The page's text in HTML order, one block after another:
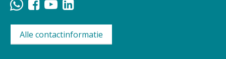
Alle contactinformatie